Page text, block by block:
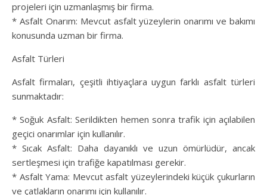
projeleri için uzmanlaşmış bir firma.
* Asfalt Onarım: Mevcut asfalt yüzeylerin onarımı ve bakımı
konusunda uzman bir firma.
Asfalt Türleri
Asfalt firmaları, çeşitli ihtiyaçlara uygun farklı asfalt türleri
sunmaktadır:
* Soğuk Asfalt: Serildikten hemen sonra trafik için açılabilen
geçici onarımlar için kullanılır.
* Sıcak Asfalt: Daha dayanıklı ve uzun ömürlüdür, ancak
sertleşmesi için trafiğe kapatılması gerekir.
* Asfalt Yama: Mevcut asfalt yüzeylerindeki küçük çukurların
ve çatlakların onarımı için kullanılır.